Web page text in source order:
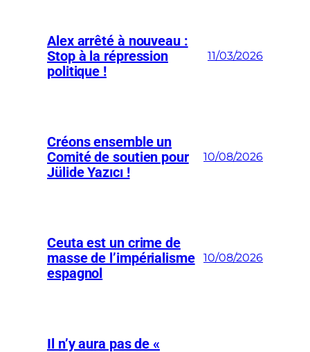
Alex arrêté à nouveau :
Stop à la répression
politique !
11/03/2026
Créons ensemble un
Comité de soutien pour
Jülide Yazıcı !
10/08/2026
Ceuta est un crime de
masse de l’impérialisme
espagnol
10/08/2026
Il n’y aura pas de «